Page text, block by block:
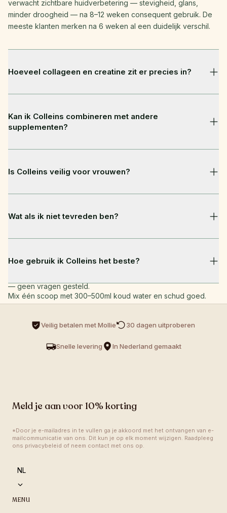
verwacht zichtbare huidverbetering — stevigheid, glans,
minder droogheid — na 8–12 weken consequent gebruik. De
meeste klanten merken na 6 weken al een duidelijk verschil.
Hoeveel collageen en creatine zit er precies in?
en 3g creatine monohydraat. Dit zijn klinisch onderbouwde
doseringen die speciaal zijn afgestemd op het
Kan ik Colleins combineren met andere
supplementen?
eiwitshakes en andere dagelijkse supplementen. Heb je een
Raadpleeg dan even je huisarts.
Is Colleins veilig voor vrouwen?
geformuleerd op basis van wetenschappelijk onderzoek naar
kunstmatige kleurstoffen en geproduceerd in een GMP-
Wat als ik niet tevreden ben?
welke reden dan ook niet tevreden bent, neem dan contact
— geen vragen gesteld.
Hoe gebruik ik Colleins het beste?
Mix één scoop met 300–500ml koud water en schud goed.
workout. Consistentie is de sleutel — voor de beste resultaten
gebruik je het elke dag.
Veilig betalen met Mollie 30 dagen uitproberen
Snelle levering In Nederland gemaakt
Meld je aan voor 10% korting
*Door je e-mailadres in te vullen ga je akkoord met het ontvangen van e-
mailcommunicatie van ons. Dit kun je op elk moment wijzigen. Raadpleeg
ons privacybeleid of neem contact met ons op.
NL
MENU